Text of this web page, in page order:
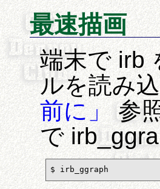
最速描画
端末で irb
ルを読み
前に」参
で
$ irb_ggraph